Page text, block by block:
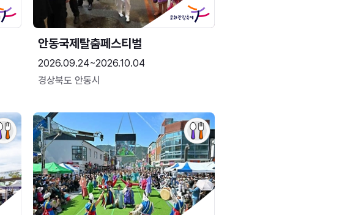
안동국제탈춤페스티벌
2026.09.24~2026.10.04
경상북도 안동시